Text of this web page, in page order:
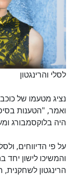
לסלי והרינגטון
נציג מטעמו של
ואמר, "הטענות
היה בלוקסמבורג
על פי הדיווחים,
והמשיכו לישון